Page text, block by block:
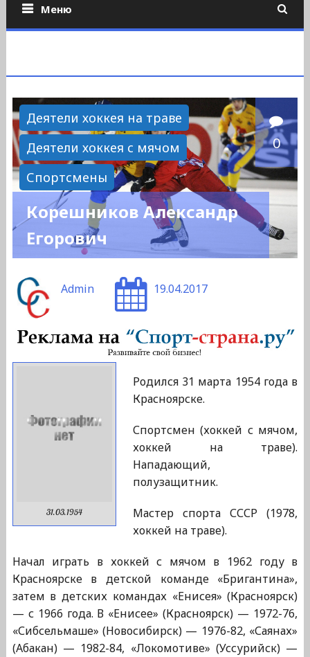
Меню
Деятели хоккея на траве
Деятели хоккея с мячом
Спортсмены
0
Корешников Александр
Егорович
Admin 19.04.2017
31.03.1954
Родился 31 марта 1954 года в
Красноярске.
Спортсмен (хоккей с мячом,
хоккей на траве).
Нападающий,
полузащитник.
Мастер спорта СССР (1978,
хоккей на траве).
Начал играть в хоккей с мячом в 1962 году в
Красноярске в детской команде «Бригантина»,
затем в детских командах «Енисея» (Красноярск)
— с 1966 года. В «Енисее» (Красноярск) — 1972-76,
«Сибсельмаше» (Новосибирск) — 1976-82, «Саянах»
(Абакан) — 1982-84, «Локомотиве» (Уссурийск) —